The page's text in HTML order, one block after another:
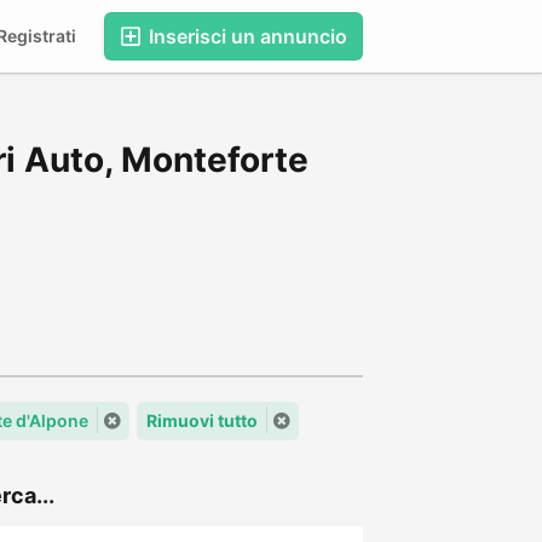
Inserisci un annuncio
Auto, Monteforte
d'Alpone Rimuovi tutto